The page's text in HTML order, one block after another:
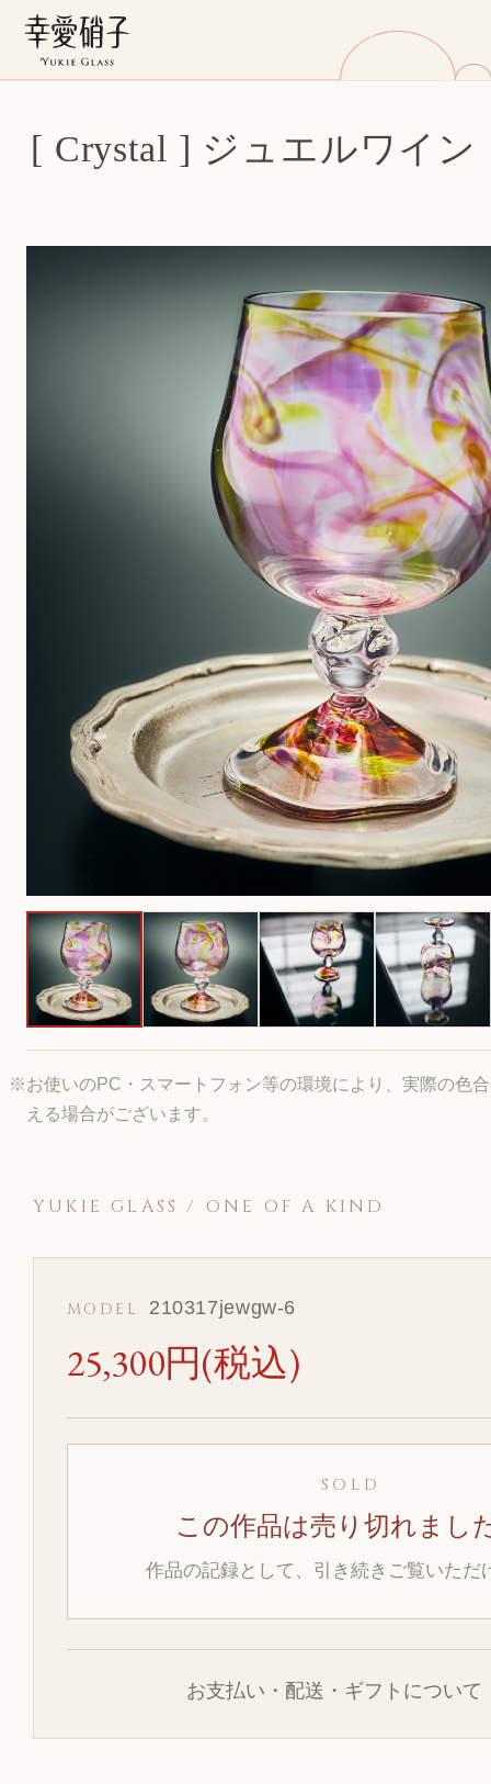
[ Crystal ] ジュエルワイン
※お使いのPC・スマートフォン等の環境により、実際の色
える場合がございます。
YUKIE GLASS / ONE OF A KIND
MODEL 210317jewgw-6
25,300円(税込)
SOLD
この作品は売り切れまし
作品の記録として、引き続きご覧いただ
お支払い・配送・ギフトについて